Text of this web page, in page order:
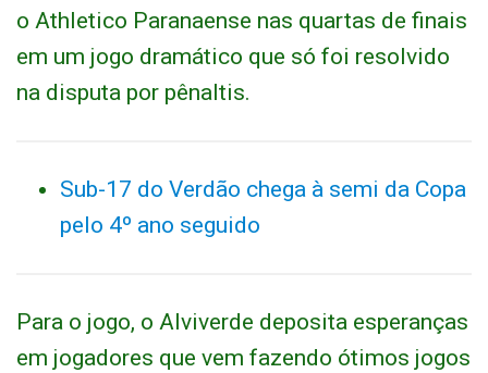
o Athletico Paranaense nas quartas de finais
em um jogo dramático que só foi resolvido
na disputa por pênaltis.
Sub-17 do Verdão chega à semi da Copa
pelo 4º ano seguido
Para o jogo, o Alviverde deposita esperanças
em jogadores que vem fazendo ótimos jogos